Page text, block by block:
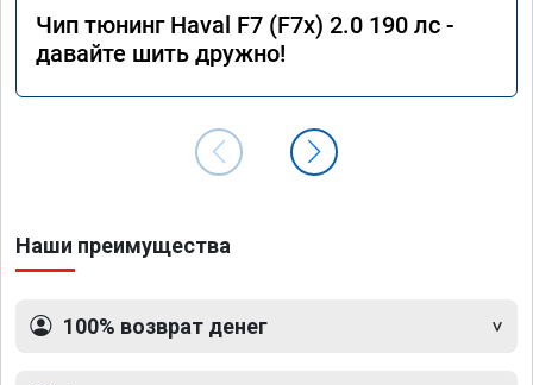
Чип тюнинг Haval F7 (F7x) 2.0 190 лс -
давайте шить дружно!
Наши преимущества
100% возврат денег